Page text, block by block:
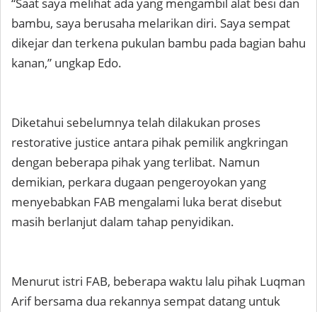
bambu, saya berusaha melarikan diri. Saya sempat
dikejar dan terkena pukulan bambu pada bagian bahu
kanan,” ungkap Edo.
Diketahui sebelumnya telah dilakukan proses
restorative justice antara pihak pemilik angkringan
dengan beberapa pihak yang terlibat. Namun
demikian, perkara dugaan pengeroyokan yang
menyebabkan FAB mengalami luka berat disebut
masih berlanjut dalam tahap penyidikan.
Menurut istri FAB, beberapa waktu lalu pihak Luqman
Arif bersama dua rekannya sempat datang untuk